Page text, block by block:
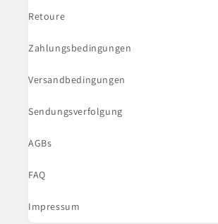
Retoure
Zahlungsbedingungen
Versandbedingungen
Sendungsverfolgung
AGBs
FAQ
Impressum